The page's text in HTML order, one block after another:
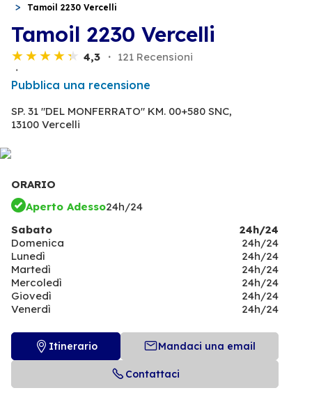
Tamoil 2230 Vercelli
Tamoil 2230 Vercelli
4,3 121 Recensioni
Pubblica una recensione
SP. 31 "DEL MONFERRATO" KM. 00+580 SNC,
13100 Vercelli
ORARIO
Aperto Adesso24h/24
Sabato
24h/24
Domenica
24h/24
Lunedì
24h/24
Martedì
24h/24
Mercoledì
24h/24
Giovedì
24h/24
Venerdì
24h/24
Itinerario Mandaci una email
Contattaci